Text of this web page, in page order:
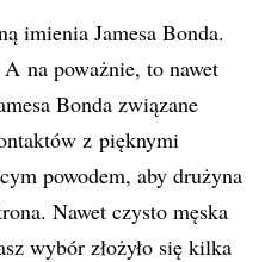
imienia Jamesa Bonda.
na poważnie, to nawet
Bonda związane
z pięknymi
powodem, aby drużyna
Nawet czysto męska
wybór złożyło się kilka